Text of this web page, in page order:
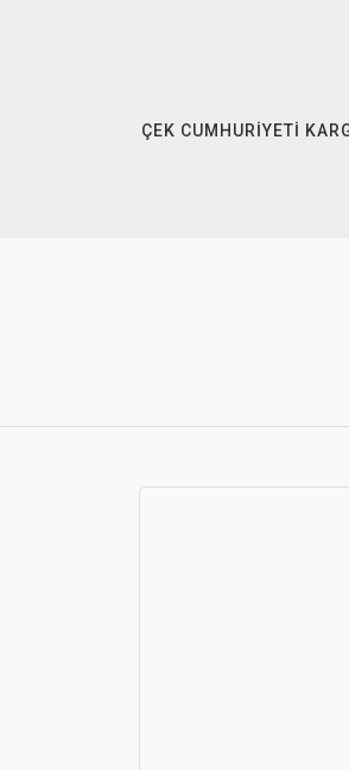
ÇEK CUMHURIYETI